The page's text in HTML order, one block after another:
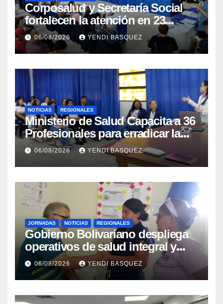
Corposalud y Secretaría Social
fortalecen la atención en 23
municipios
06/08/2026 YENDI BASQUEZ
NOTICIAS REGIONALES
Ministerio de Salud Capacita a 36
Profesionales para erradicar la
Tuberculosis en Yaracuy
06/08/2026 YENDI BASQUEZ
JORNADAS NOTICIAS REGIONALES
Gobierno Bolivariano despliega
operativos de salud integral y
protección social en los
municipios Sucre y Mario
Briceño Iragorry del estado
Aragua
06/08/2026 YENDI BASQUEZ